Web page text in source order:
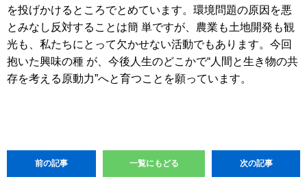
を投げかけるところでとめています。環境問題の原因を悪
とみなし反対することは簡 単ですが、農業も⼟地開発も観
光も、私たちにとって⽋かせない活動でもあります。今回
抱いた興味の種 が、今後⼈⽣のどこかで“⼈間と⽣き物の共
存を考える原動⼒”へと育つことを願っています。
前の記事 一覧にもどる 次の記事